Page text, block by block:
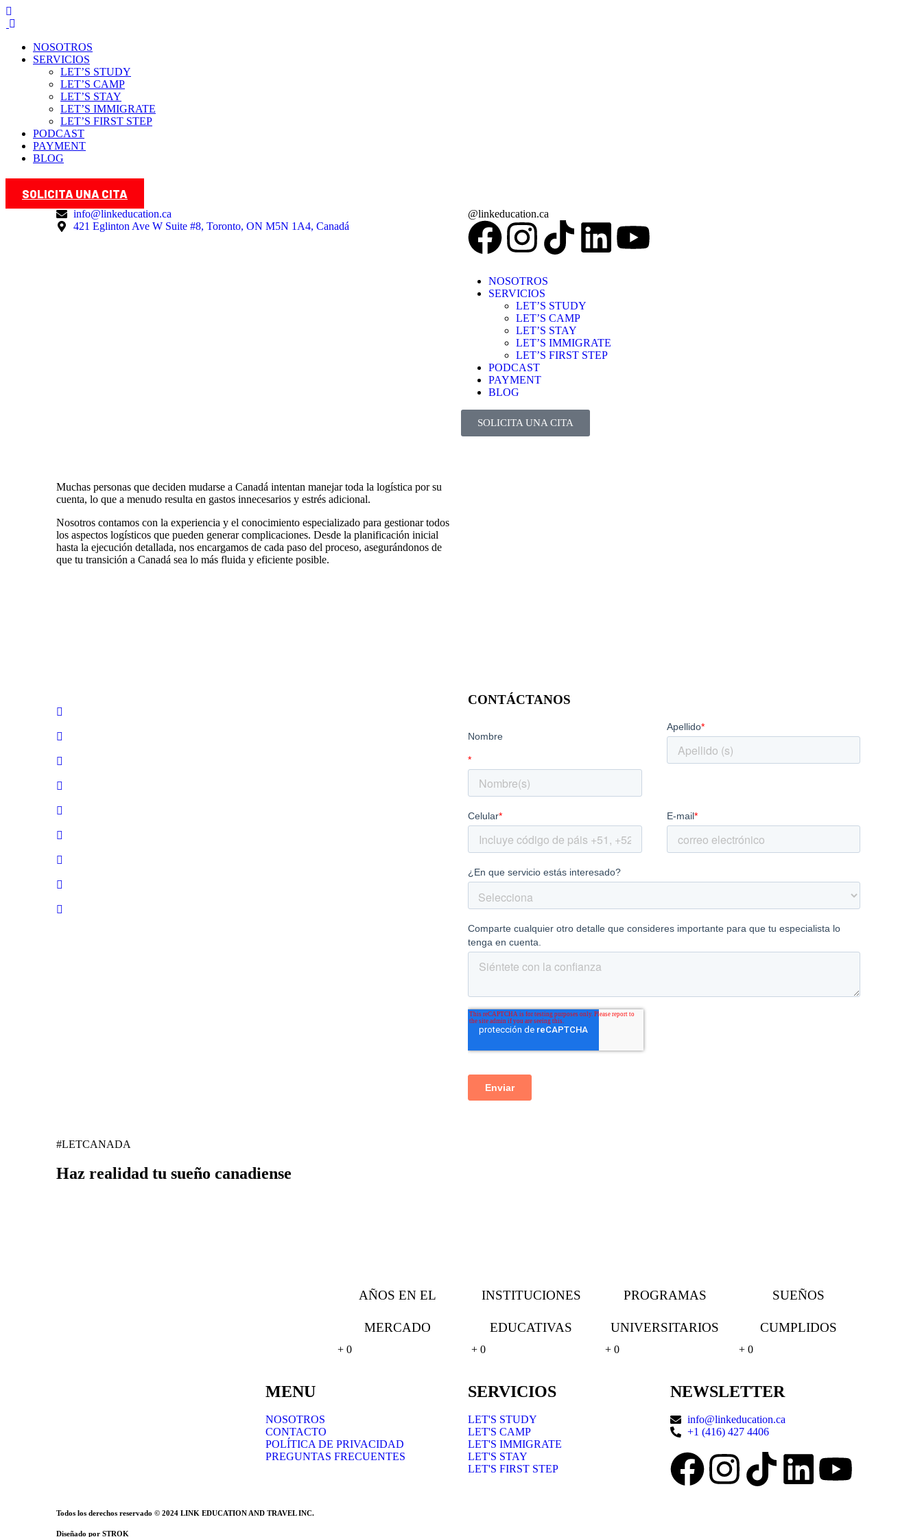
NOSOTROS
SERVICIOS
LET’S STUDY
LET’S CAMP
LET’S STAY
LET’S IMMIGRATE
LET’S FIRST STEP
PODCAST
PAYMENT
BLOG
SOLICITA UNA CITA
info@linkeducation.ca
421 Eglinton Ave W Suite #8, Toronto, ON M5N 1A4, Canadá
@linkeducation.ca
NOSOTROS
SERVICIOS
LET’S STUDY
LET’S CAMP
LET’S STAY
LET’S IMMIGRATE
LET’S FIRST STEP
PODCAST
PAYMENT
BLOG
SOLICITA UNA CITA
Muchas personas que deciden mudarse a Canadá intentan manejar toda la logística por su
cuenta, lo que a menudo resulta en gastos innecesarios y estrés adicional.
Nosotros contamos con la experiencia y el conocimiento especializado para gestionar todos
los aspectos logísticos que pueden generar complicaciones. Desde la planificación inicial
hasta la ejecución detallada, nos encargamos de cada paso del proceso, asegurándonos de
que tu transición a Canadá sea lo más fluida y eficiente posible.
CONTÁCTANOS
#LETCANADA
Haz realidad tu sueño canadiense
AÑOS EN EL
MERCADO
+ 0
INSTITUCIONES
EDUCATIVAS
+ 0
PROGRAMAS
UNIVERSITARIOS
+ 0
SUEÑOS
CUMPLIDOS
+ 0
MENU
NOSOTROS
CONTACTO
POLÍTICA DE PRIVACIDAD
PREGUNTAS FRECUENTES
SERVICIOS
LET'S STUDY
LET'S CAMP
LET'S IMMIGRATE
LET'S STAY
LET'S FIRST STEP
NEWSLETTER
info@linkeducation.ca
+1 (416) 427 4406
Todos los derechos reservado © 2024 LINK EDUCATION AND TRAVEL INC.
Diseñado por STROK